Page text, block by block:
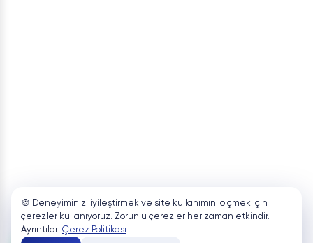
🍪 Deneyiminizi iyileştirmek ve site kullanımını ölçmek için
çerezler kullanıyoruz. Zorunlu çerezler her zaman etkindir.
Ayrıntılar: Çerez Politikası